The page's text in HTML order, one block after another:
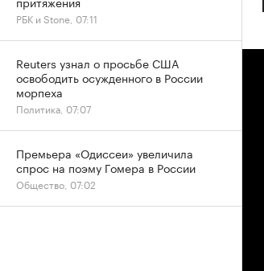
РБК и Stone, 07:11
Reuters узнал о просьбе США
освободить осужденного в России
морпеха
Политика, 07:07
Премьера «Одиссеи» увеличила
спрос на поэму Гомера в России
Общество, 07:02